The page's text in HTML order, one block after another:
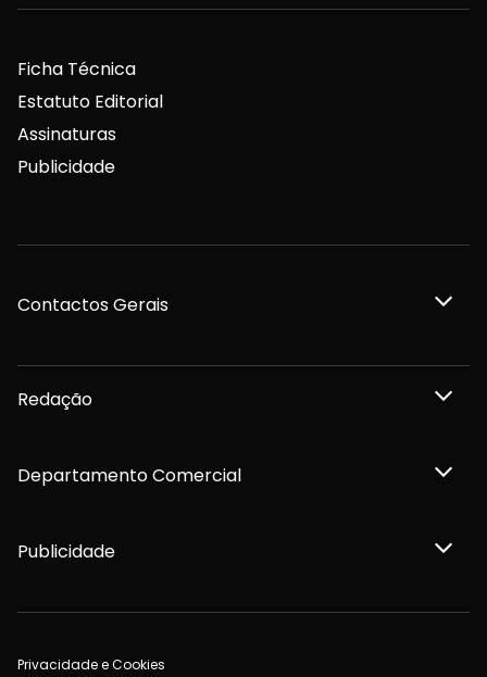
Ficha Técnica
Estatuto Editorial
Assinaturas
Publicidade
Contactos Gerais
Redação
Departamento Comercial
Publicidade
Privacidade e Cookies